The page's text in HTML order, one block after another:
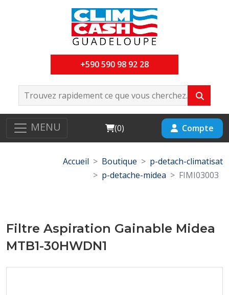
+590 590 98 92 28
MENU Cart
(0) Compte
Accueil Boutique
p-detach-climatisat
p-detache-midea
FIMI03003
Filtre Aspiration Gainable Midea
MTB1-30HWDN1